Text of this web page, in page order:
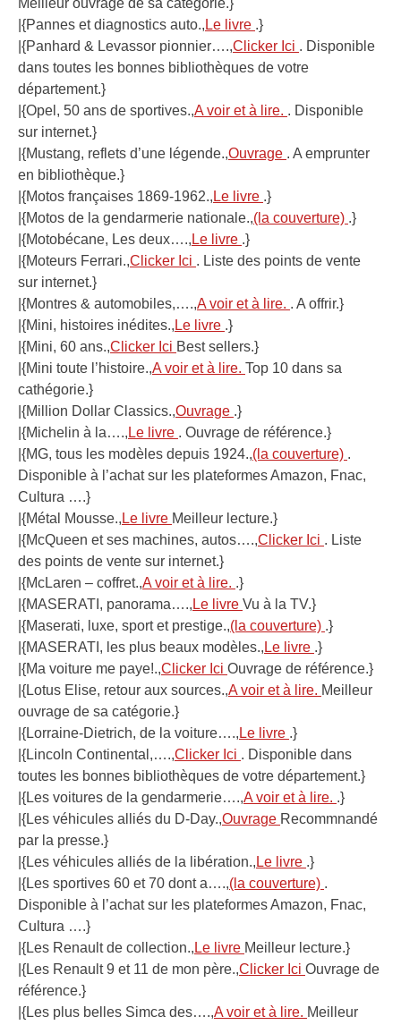
Meilleur ouvrage de sa catégorie.}
|{Pannes et diagnostics auto., Le livre .}
|{Panhard & Levassor pionnier….,Clicker Ici . Disponible
dans toutes les bonnes bibliothèques de votre
département.}
|{Opel, 50 ans de sportives.,A voir et à lire. . Disponible
sur internet.}
|{Mustang, reflets d’une légende.,Ouvrage . A emprunter
en bibliothèque.}
|{Motos françaises 1869-1962., Le livre .}
|{Motos de la gendarmerie nationale.,(la couverture) .}
|{Motobécane, Les deux…., Le livre .}
|{Moteurs Ferrari.,Clicker Ici . Liste des points de vente
sur internet.}
|{Montres & automobiles,….,A voir et à lire. . A offrir.}
|{Mini, histoires inédites., Le livre .}
|{Mini, 60 ans.,Clicker Ici Best sellers.}
|{Mini toute l’histoire.,A voir et à lire. Top 10 dans sa
cathégorie.}
|{Million Dollar Classics.,Ouvrage .}
|{Michelin à la…., Le livre . Ouvrage de référence.}
|{MG, tous les modèles depuis 1924.,(la couverture) .
Disponible à l’achat sur les plateformes Amazon, Fnac,
Cultura ….}
|{Métal Mousse., Le livre Meilleur lecture.}
|{McQueen et ses machines, autos….,Clicker Ici . Liste
des points de vente sur internet.}
|{McLaren – coffret.,A voir et à lire. .}
|{MASERATI, panorama…., Le livre Vu à la TV.}
|{Maserati, luxe, sport et prestige.,(la couverture) .}
|{MASERATI, les plus beaux modèles., Le livre .}
|{Ma voiture me paye!.,Clicker Ici Ouvrage de référence.}
|{Lotus Elise, retour aux sources.,A voir et à lire. Meilleur
ouvrage de sa catégorie.}
|{Lorraine-Dietrich, de la voiture…., Le livre .}
|{Lincoln Continental,….,Clicker Ici . Disponible dans
toutes les bonnes bibliothèques de votre département.}
|{Les voitures de la gendarmerie….,A voir et à lire. .}
|{Les véhicules alliés du D-Day.,Ouvrage Recommnandé
par la presse.}
|{Les véhicules alliés de la libération., Le livre .}
|{Les sportives 60 et 70 dont a….,(la couverture) .
Disponible à l’achat sur les plateformes Amazon, Fnac,
Cultura ….}
|{Les Renault de collection., Le livre Meilleur lecture.}
|{Les Renault 9 et 11 de mon père.,Clicker Ici Ouvrage de
référence.}
|{Les plus belles Simca des….,A voir et à lire. Meilleur